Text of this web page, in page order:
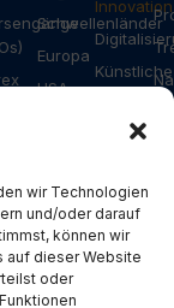
wir Technologien
und/oder darauf
können wir
auf dieser Website
oder
Schwellenländer
Europa
USA
Schweiz
Österreich
USA
China
Innovation
Künstliche
Intelligenz
Bauwesen
Energie
Konsum